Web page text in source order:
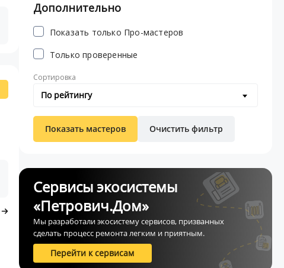
Дополнительно
Показать только Про-мастеров
Только проверенные
Сортировка
По рейтингу
Показать мастеров Очистить фильтр
Сервисы экосистемы
«Петрович.Дом»
Мы разработали экосистему сервисов, призванных
сделать процесс ремонта легким и приятным.
Перейти к сервисам